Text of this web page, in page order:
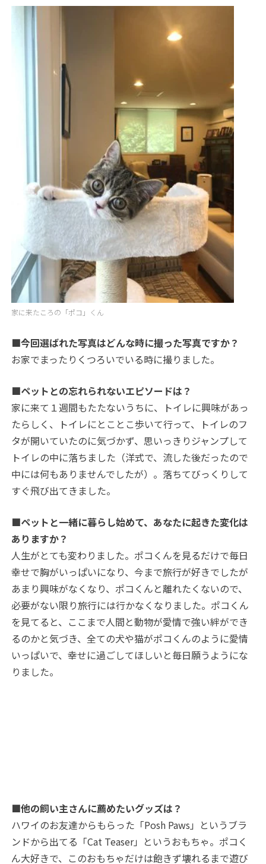
家に来たころの「ポコ」くん
■今回選ばれた写真はどんな時に撮った写真ですか？
お家でまったりくつろいでいる時に撮りました。
■ペットとの忘れられないエピソードは？
家に来て１週間もたたないうちに、トイレに興味があっ
たらしく、トイレにとことこ歩いて行って、トイレのフ
タが開いていたのに気づかず、思いっきりジャンプして
トイレの中に落ちました（洋式で、流した後だったので
中には何もありませんでしたが）。落ちてびっくりして
すぐ飛び出てきました。
■ペットと一緒に暮らし始めて、あなたに起きた変化は
ありますか？
人生がとても変わりました。ポコくんを見るだけで毎日
幸せで胸がいっぱいになり、今まで旅行が好きでしたが
あまり興味がなくなり、ポコくんと離れたくないので、
必要がない限り旅行には行かなくなりました。ポコくん
を見てると、ここまで人間と動物が愛情で強い絆ができ
るのかと気づき、全ての犬や猫がポコくんのように愛情
いっぱいで、幸せに過ごしてほしいと毎日願うようにな
りました。
■他の飼い主さんに薦めたいグッズは？
ハワイのお友達からもらった「Posh Paws」というブラ
ンドから出てる「Cat Teaser」というおもちゃ。ポコく
ん大好きで、このおもちゃだけは飽きず壊れるまで遊び